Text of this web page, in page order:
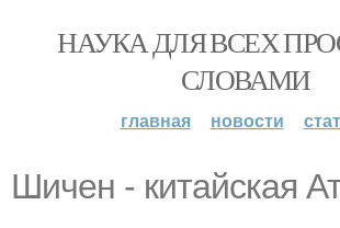
НАУКА ДЛЯ ВСЕХ
СЛОВАМИ
главная новости
Шичен - китайская